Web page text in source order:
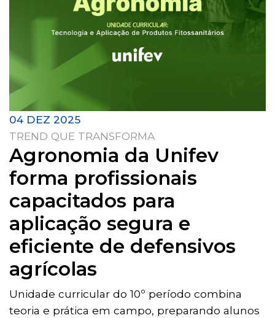
04 DEZ 2025
TREND QUE TRANSFORMA
Agronomia da Unifev
forma profissionais
capacitados para
aplicação segura e
eficiente de defensivos
agrícolas
Unidade curricular do 10º período combina
teoria e prática em campo, preparando alunos